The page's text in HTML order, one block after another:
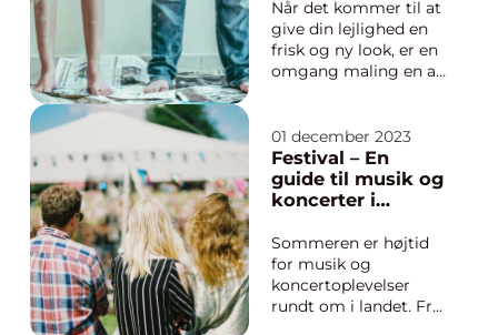
Når det kommer til at
give din lejlighed en
frisk og ny look, er en
omgang maling en af
måder at gøre det på.
Men hvor meget skal
man regne med at
betale for maling af
artikel vil vi dyk...
01 december 2023
Festival – En
guide til musik og
koncerter i
Sommeren er højtid
for musik og
koncertoplevelser
rundt om i landet. Fra